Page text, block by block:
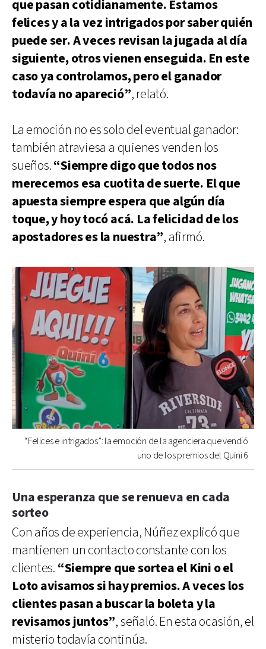
que pasan cotidianamente. Estamos
felices y a la vez intrigados por saber quién
puede ser. A veces revisan la jugada al día
siguiente, otros vienen enseguida. En este
caso ya controlamos, pero el ganador
todavía no apareció”, relató.
La emoción no es solo del eventual ganador:
también atraviesa a quienes venden los
sueños.“Siempre digo que todos nos
merecemos esa cuotita de suerte. El que
apuesta siempre espera que algún día
toque, y hoy tocó acá. La felicidad de los
apostadores es la nuestra”, afirmó.
“Felices e intrigados”: la emoción de la agenciera que vendió
uno de los premios del Quini 6
Una esperanza que se renueva en cada
sorteo
Con años de experiencia, Núñez explicó que
mantienen un contacto constante con los
clientes. “Siempre que sortea el Kini o el
Loto avisamos si hay premios. A veces los
clientes pasan a buscar la boleta y la
revisamos juntos”, señaló. En esta ocasión, el
misterio todavía continúa.